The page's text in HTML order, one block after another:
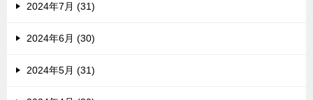
2024年7月 (31)
2024年6月 (30)
2024年5月 (31)